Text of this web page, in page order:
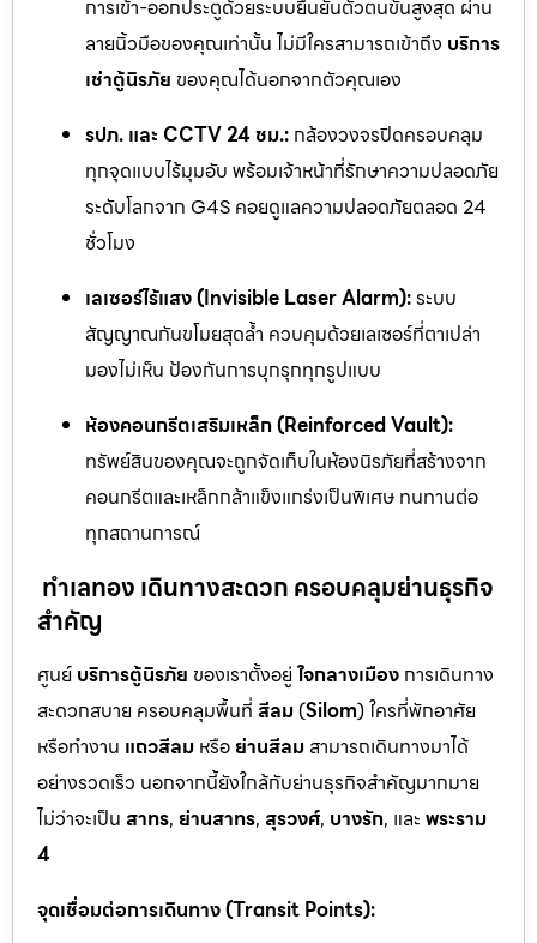
การเข้า-ออกประตูด้วยระบบยืนยันตัวตนขั้นสูงสุด ผ่าน
ลายนิ้วมือของคุณเท่านั้น ไม่มีใครสามารถเข้าถึง บริการ
เช่าตู้นิรภัย ของคุณได้นอกจากตัวคุณเอง
รปภ. และ CCTV 24 ชม.: กล้องวงจรปิดครอบคลุม
ทุกจุดแบบไร้มุมอับ พร้อมเจ้าหน้าที่รักษาความปลอดภัย
ระดับโลกจาก G4S คอยดูแลความปลอดภัยตลอด 24
ชั่วโมง
เลเซอร์ไร้แสง (Invisible Laser Alarm):ระบบ
สัญญาณกันขโมยสุดล้ำ ควบคุมด้วยเลเซอร์ที่ตาเปล่า
มองไม่เห็น ป้องกันการบุกรุกทุกรูปแบบ
ห้องคอนกรีตเสริมเหล็ก (Reinforced Vault):
ทรัพย์สินของคุณจะถูกจัดเก็บในห้องนิรภัยที่สร้างจาก
คอนกรีตและเหล็กกล้าแข็งแกร่งเป็นพิเศษ ทนทานต่อ
ทุกสถานการณ์
ทำเลทอง เดินทางสะดวก ครอบคลุมย่านธุรกิจ
สำคัญ
ศูนย์ บริการตู้นิรภัย ของเราตั้งอยู่ ใจกลางเมือง การเดินทาง
สะดวกสบาย ครอบคลุมพื้นที่ สีลม(Silom) ใครที่พักอาศัย
หรือทำงาน แถวสีลม หรือย่านสีลม สามารถเดินทางมาได้
อย่างรวดเร็ว นอกจากนี้ยังใกล้กับย่านธุรกิจสำคัญมากมาย
ไม่ว่าจะเป็น สาทร, ย่านสาทร, สุรวงศ์, บางรัก, และ พระราม
4
จุดเชื่อมต่อการเดินทาง (Transit Points):